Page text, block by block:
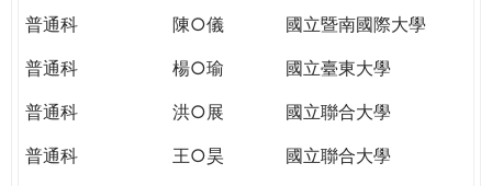
普通科
陳○儀
國立暨南國際大學
普通科
楊○瑜
國立臺東大學
普通科
洪○展
國立聯合大學
普通科
王○昊
國立聯合大學